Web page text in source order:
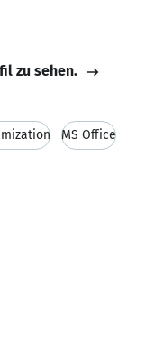
zu sehen.
MS Office